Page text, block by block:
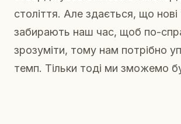
століття. Але здається, що нові
забирають наш час, щоб по-
зрозуміти, тому нам потрібно
темп. Тільки тоді ми зможемо